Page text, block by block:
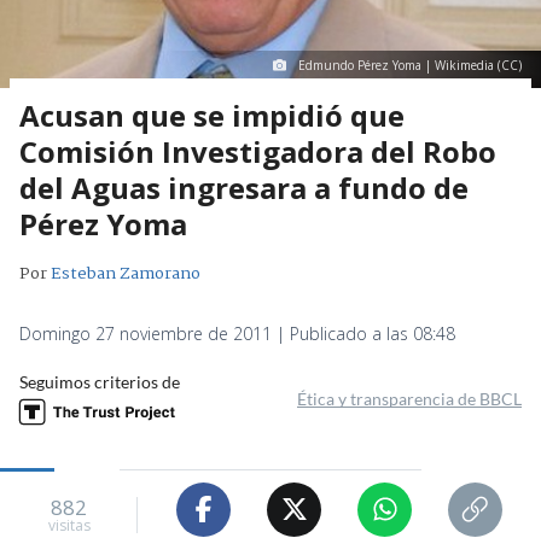
Edmundo Pérez Yoma | Wikimedia (CC)
Acusan que se impidió que
Comisión Investigadora del Robo
del Aguas ingresara a fundo de
Pérez Yoma
PorEsteban Zamorano
Domingo 27 noviembre de 2011 | Publicado a las 08:48
Seguimos criterios de
Ética y transparencia de BBCL
882
visitas